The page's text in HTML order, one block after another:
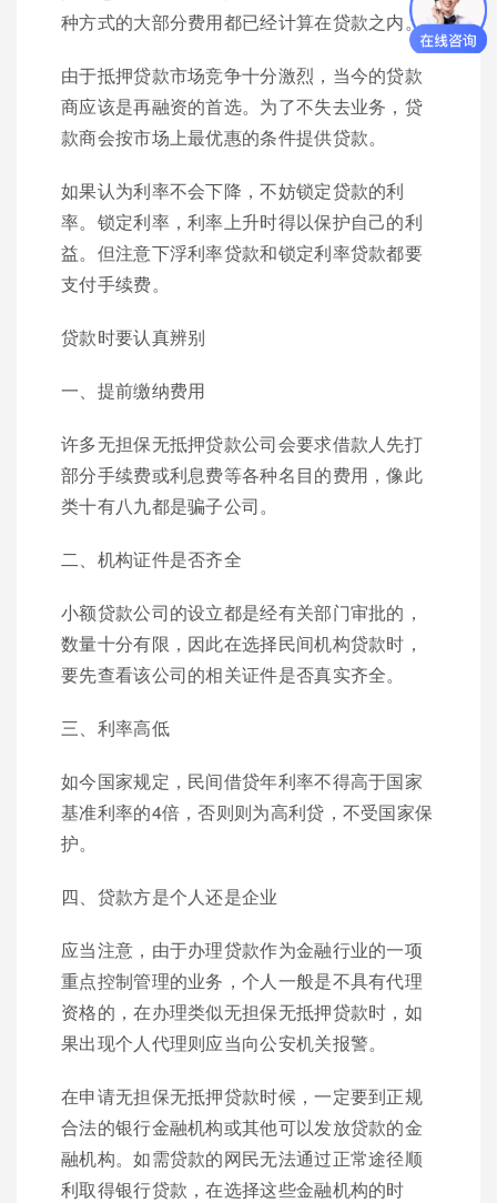
种方式的大部分费用都已经计算在贷款之内。
由于抵押贷款市场竞争十分激烈，当今的贷款
商应该是再融资的首选。为了不失去业务，贷
款商会按市场上最优惠的条件提供贷款。
如果认为利率不会下降，不妨锁定贷款的利
率。锁定利率，利率上升时得以保护自己的利
益。但注意下浮利率贷款和锁定利率贷款都要
支付手续费。
贷款时要认真辨别
一、提前缴纳费用
许多无担保无抵押贷款公司会要求借款人先打
部分手续费或利息费等各种名目的费用，像此
类十有八九都是骗子公司。
二、机构证件是否齐全
小额贷款公司的设立都是经有关部门审批的，
数量十分有限，因此在选择民间机构贷款时，
要先查看该公司的相关证件是否真实齐全。
三、利率高低
如今国家规定，民间借贷年利率不得高于国家
基准利率的4倍，否则则为高利贷，不受国家保
护。
四、贷款方是个人还是企业
应当注意，由于办理贷款作为金融行业的一项
重点控制管理的业务，个人一般是不具有代理
资格的，在办理类似无担保无抵押贷款时，如
果出现个人代理则应当向公安机关报警。
在申请无担保无抵押贷款时候，一定要到正规
合法的银行金融机构或其他可以发放贷款的金
融机构。如需贷款的网民无法通过正常途径顺
利取得银行贷款，在选择这些金融机构的时